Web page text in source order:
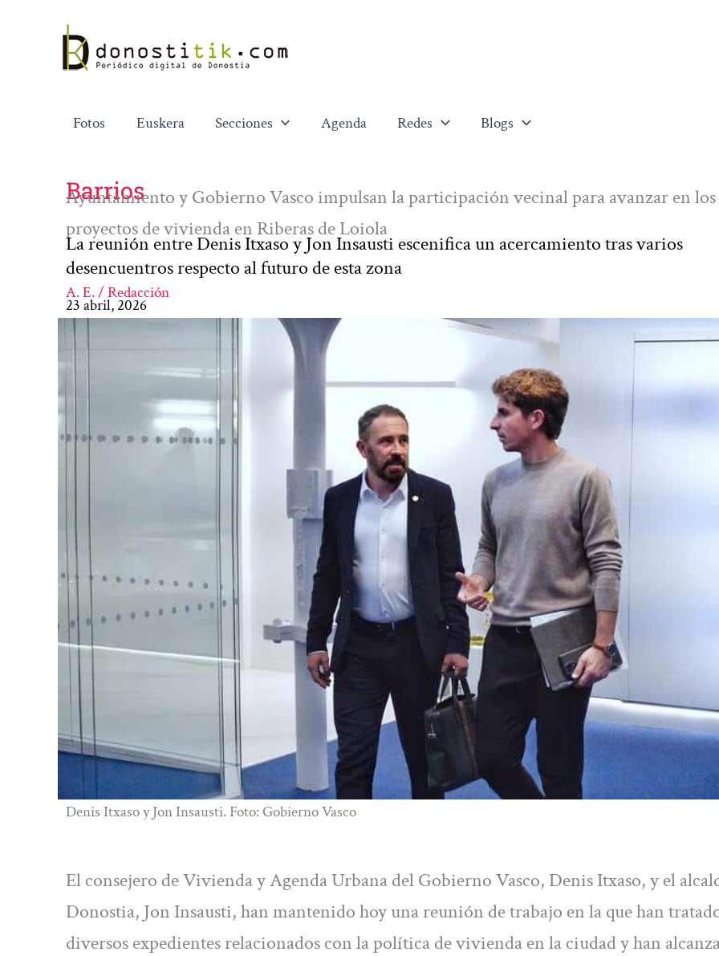
contenido
Fotos Euskera Secciones Agenda Redes Blogs
Barrios
Ayuntamiento y Gobierno Vasco impulsan la participación vecinal para avanzar en los
proyectos de vivienda en Riberas de Loiola
La reunión entre Denis Itxaso y Jon Insausti escenifica un acercamiento tras varios
desencuentros respecto al futuro de esta zona
A. E. / Redacción
23 abril, 2026
Denis Itxaso y Jon Insausti. Foto: Gobierno Vasco
El consejero de Vivienda y Agenda Urbana del Gobierno Vasco, Denis Itxaso, y el
Donostia, Jon Insausti, han mantenido hoy una reunión de trabajo en la que han
diversos expedientes relacionados con la política de vivienda en la ciudad y han